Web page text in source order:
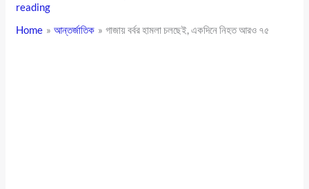
reading
Home
আন্তর্জাতিক গাজায় বর্বর হামলা চলছেই, একদিনে নিহত আরও ৭৫